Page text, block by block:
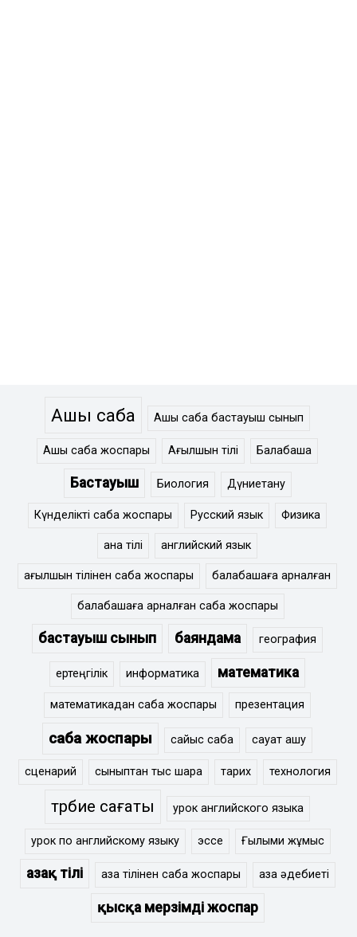
Ашық сабақ Ашық сабақ бастауыш сынып
Ашық сабақ жоспары Ағылшын тілі Балабақша
Бастауыш Биология Дүниетану
Күнделікті сабақ жоспары Русский язык Физика
ана тілі английский язык
ағылшын тілінен сабақ жоспары балабақшаға арналған
балабақшаға арналған сабақ жоспары
бастауыш сынып баяндама география
ертеңгілік информатика математика
математикадан сабақ жоспары презентация
сабақ жоспары сайыс сабақ сауат ашу
сценарий сыныптан тыс шара тарих технология
тәрбие сағаты урок английского языка
урок по английскому языку эссе Ғылыми жұмыс
Қазақ тілі қазақ тілінен сабақ жоспары қазақ әдебиеті
қысқа мерзімді жоспар